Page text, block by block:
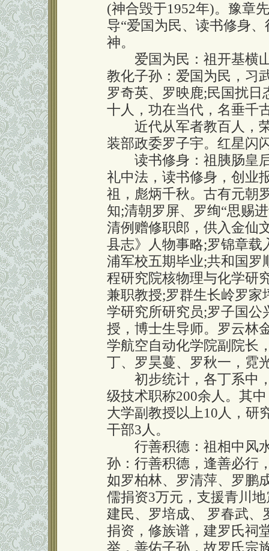
(神合毁于1952年)。豫章
导“爱国为民、读书修身
神。
爱国为民：祖开基横山
教化子孙：爱国为民，习
罗奇英、罗映鹿;民国扰
十人，功在当代，名垂千
近代从军者教百人，荣
装部政委罗子宇。红星闪
读书修身：祖胰肠皇后
礼中法，读书修身，创业
祖，彪炳千秋。古有元朝
知;清朝罗屏、罗绚“思赐
清例赠修职郎，供入金仙
县志》人物事略;罗锦章载
浦军校五期毕业;共和国罗
程研究院核物理与化学研
兼职教授;罗群生长岭罗家
学研究所研究员;罗子国公
授，博士生导师。罗云林
学航空自动化学院副院长
丁、罗昊蔓、罗秋一，霓
初步统计，各丁系中，
级技术职称200余人。其
大学副教授以上10人，研
干部3人。
行善积德：祖相中风水
孙：行善积德，逢善必行
如罗柏林、罗清萍、罗鹏
儒捐资3万元，支援青川
建民、罗培成、 罗春武
捐资，修族谱，建罗氏祠
举，善佑子孙，故罗氏宗